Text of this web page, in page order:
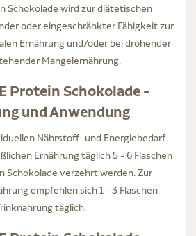
Schokolade wird zur diätetischen
oder eingeschränkter Fähigkeit zur
Ernährung und/oder bei drohender
Mangelernährung.
Protein Schokolade -
und Anwendung
Nährstoff- und Energiebedarf
Ernährung täglich 5 - 6 Flaschen
Schokolade verzehrt werden. Zur
empfehlen sich 1 - 3 Flaschen
täglich.